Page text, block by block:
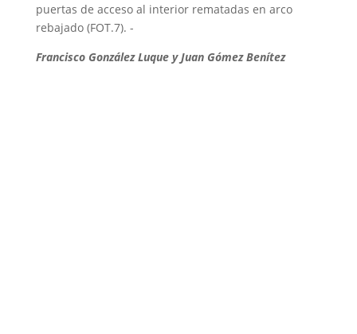
puertas de acceso al interior rematadas en arco
rebajado (FOT.7). -
Francisco González Luque y Juan Gómez Benítez